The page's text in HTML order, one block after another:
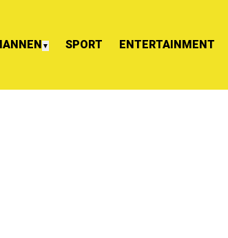
▼ SPORT ENTERTAINMENT